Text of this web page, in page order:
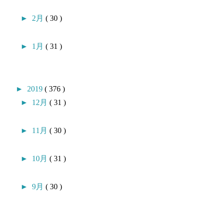
► 2月( 30 )
► 1月( 31 )
► 2019( 376 )
► 12月( 31 )
► 11月( 30 )
► 10月( 31 )
►9月( 30 )